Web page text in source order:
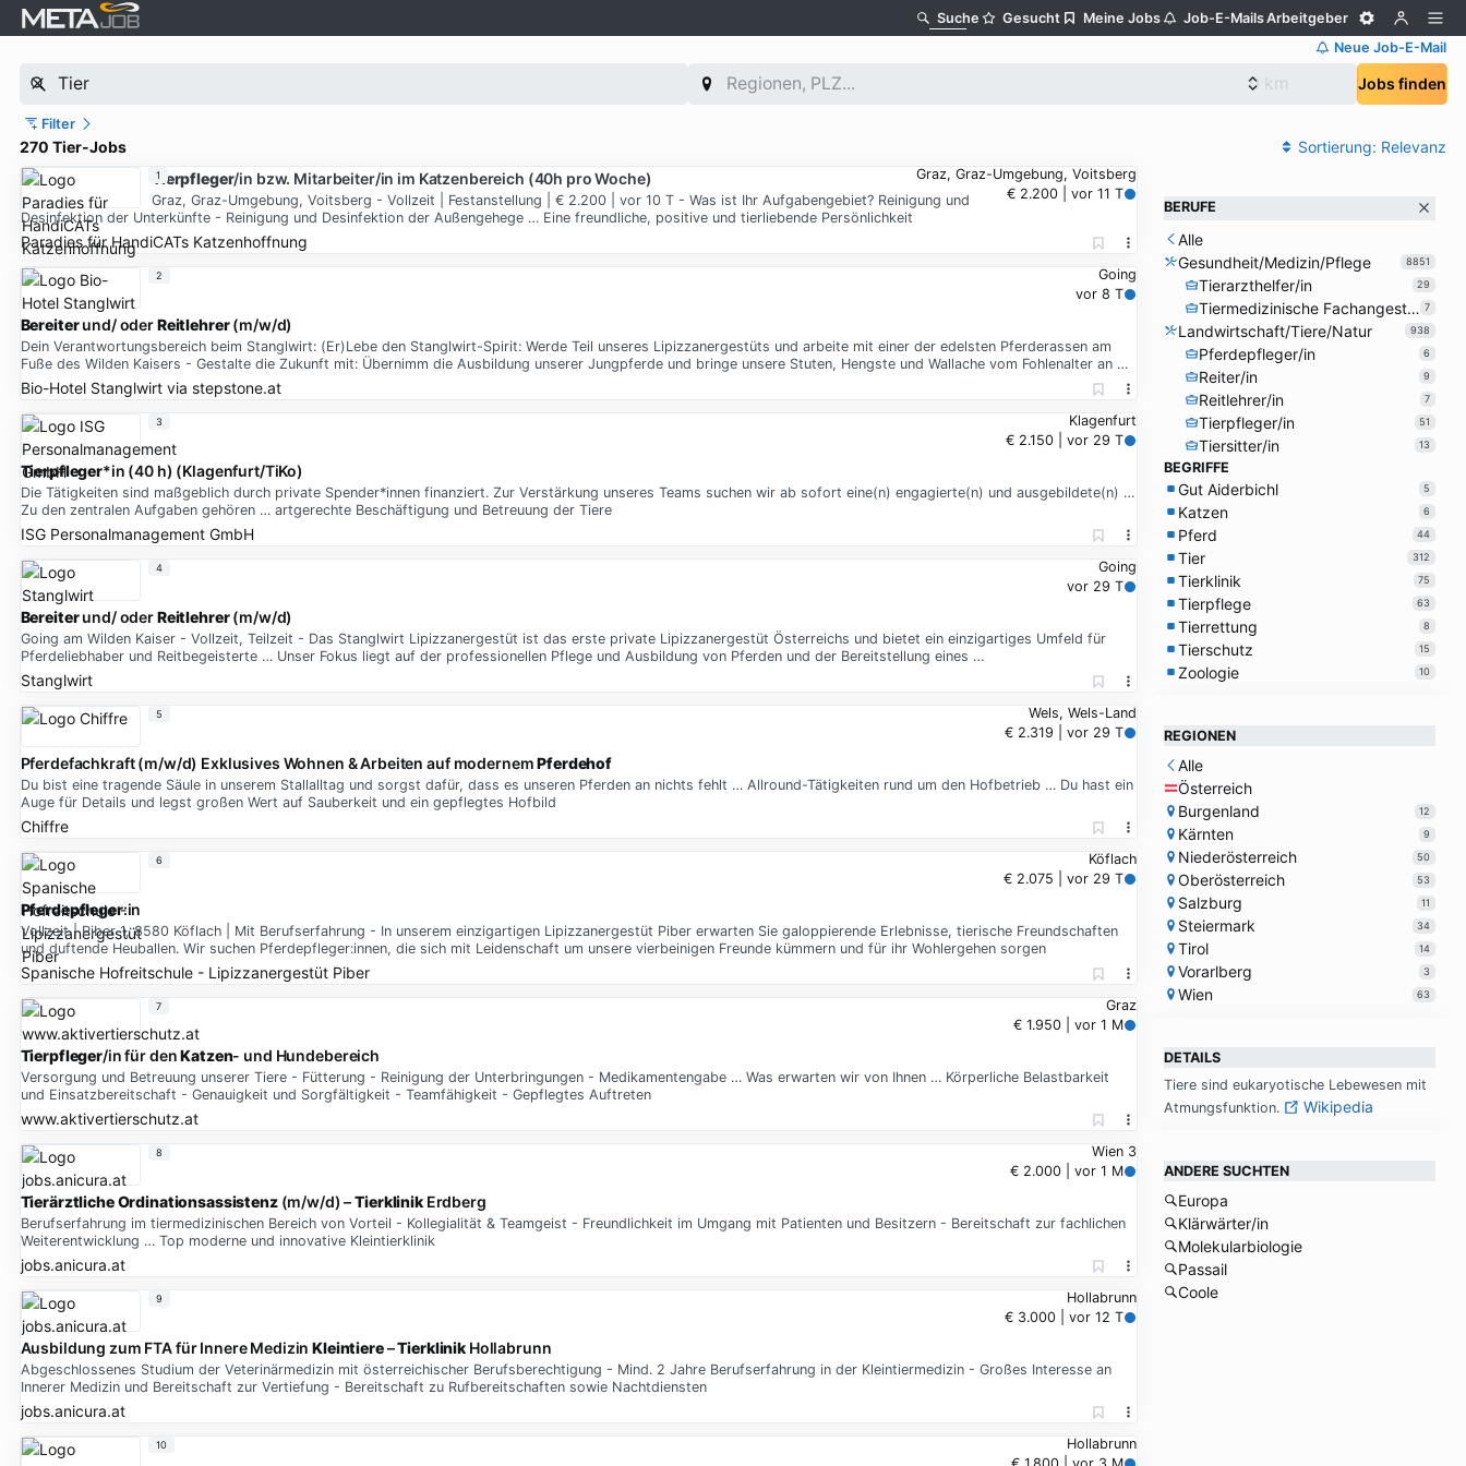
Suche Gesucht Meine Jobs Job-E-MailsArbeitgeber
Neue Job-E-Mail
Jobs finden
Filter
270 Tier-Jobs Sortierung: Relevanz
Graz, Graz-Umgebung, Voitsberg
€ 2.200 | vor 11 T
Tierpfleger/in bzw. Mitarbeiter/in im Katzenbereich (40h pro Woche)
Graz, Graz-Umgebung, Voitsberg - Vollzeit | Festanstellung | € 2.200 | vor 10 T - Was ist Ihr Aufgabengebiet? Reinigung und
Desinfektion der Unterkünfte - Reinigung und Desinfektion der Außengehege … Eine freundliche, positive und tierliebende Persönlichkeit
Paradies für HandiCATs Katzenhoffnung
1
Going
vor 8 T
Bereiterund/ oderReitlehrer(m/w/d)
Dein Verantwortungsbereich beim Stanglwirt: (Er)Lebe den Stanglwirt-Spirit: Werde Teil unseres Lipizzanergestüts und arbeite mit einer der edelsten Pferderassen am
Fuße des Wilden Kaisers - Gestalte die Zukunft mit: Übernimm die Ausbildung unserer Jungpferde und bringe unsere Stuten, Hengste und Wallache vom Fohlenalter an …
Bio-Hotel Stanglwirtvia stepstone.at
2
Klagenfurt
€ 2.150 | vor 29 T
Tierpfleger*in (40 h) (Klagenfurt/TiKo)
Die Tätigkeiten sind maßgeblich durch private Spender*innen finanziert. Zur Verstärkung unseres Teams suchen wir ab sofort eine(n) engagierte(n) und ausgebildete(n) …
Zu den zentralen Aufgaben gehören … artgerechte Beschäftigung und Betreuung der Tiere
ISG Personalmanagement GmbH
3
Going
vor 29 T
Bereiterund/ oderReitlehrer(m/w/d)
Going am Wilden Kaiser - Vollzeit, Teilzeit - Das Stanglwirt Lipizzanergestüt ist das erste private Lipizzanergestüt Österreichs und bietet ein einzigartiges Umfeld für
Pferdeliebhaber und Reitbegeisterte … Unser Fokus liegt auf der professionellen Pflege und Ausbildung von Pferden und der Bereitstellung eines …
Stanglwirt
4
Wels, Wels-Land
€ 2.319 | vor 29 T
Pferdefachkraft (m/w/d) Exklusives Wohnen & Arbeiten auf modernemPferdehof
Du bist eine tragende Säule in unserem Stallalltag und sorgst dafür, dass es unseren Pferden an nichts fehlt … Allround-Tätigkeiten rund um den Hofbetrieb … Du hast ein
Auge für Details und legst großen Wert auf Sauberkeit und ein gepflegtes Hofbild
Chiffre
5
Köflach
€ 2.075 | vor 29 T
Pferdepfleger:in
Vollzeit | Piber 1, 8580 Köflach | Mit Berufserfahrung - In unserem einzigartigen Lipizzanergestüt Piber erwarten Sie galoppierende Erlebnisse, tierische Freundschaften
und duftende Heuballen. Wir suchen Pferdepfleger:innen, die sich mit Leidenschaft um unsere vierbeinigen Freunde kümmern und für ihr Wohlergehen sorgen
Spanische Hofreitschule - Lipizzanergestüt Piber
6
Graz
€ 1.950 | vor 1 M
Tierpfleger/in für denKatzen- und Hundebereich
Versorgung und Betreuung unserer Tiere - Fütterung - Reinigung der Unterbringungen - Medikamentengabe … Was erwarten wir von Ihnen … Körperliche Belastbarkeit
und Einsatzbereitschaft - Genauigkeit und Sorgfältigkeit - Teamfähigkeit - Gepflegtes Auftreten
www.aktivertierschutz.at
7
Wien 3
€ 2.000 | vor 1 M
Tierärztliche Ordinationsassistenz(m/w/d) –TierklinikErdberg
Berufserfahrung im tiermedizinischen Bereich von Vorteil - Kollegialität & Teamgeist - Freundlichkeit im Umgang mit Patienten und Besitzern - Bereitschaft zur fachlichen
Weiterentwicklung … Top moderne und innovative Kleintierklinik
jobs.anicura.at
8
Hollabrunn
€ 3.000 | vor 12 T
Ausbildung zum FTA für Innere MedizinKleintiere–Tierklinik Hollabrunn
Abgeschlossenes Studium der Veterinärmedizin mit österreichischer Berufsberechtigung - Mind. 2 Jahre Berufserfahrung in der Kleintiermedizin - Großes Interesse an
Innerer Medizin und Bereitschaft zur Vertiefung - Bereitschaft zu Rufbereitschaften sowie Nachtdiensten
jobs.anicura.at
9
Hollabrunn
10
BERUFE
Alle
Gesundheit/Medizin/Pflege
8851
Tierarzthelfer/in 29
Tiermedizinische Fachangestellte/r 7
Landwirtschaft/Tiere/Natur 938
Pferdepfleger/in 6
Reiter/in 9
Reitlehrer/in 7
Tierpfleger/in 51
Tiersitter/in 13
BEGRIFFE
Gut Aiderbichl 5
Katzen 6
Pferd 44
Tier 312
Tierklinik 75
Tierpflege 63
Tierrettung 8
Tierschutz 15
Zoologie 10
REGIONEN
Alle
Österreich
Burgenland
12
Kärnten 9
Niederösterreich 50
Oberösterreich 53
Salzburg 11
Steiermark 34
Tirol 14
Vorarlberg 3
Wien 63
DETAILS
Tie­re sind eu­ka­ryo­ti­sche Le­be­we­sen mit
At­mungs­funk­ti­on.
Wikipedia
ANDERE SUCHTEN
Europa
Klärwärter/in
Molekularbiologie
Passail
Coole